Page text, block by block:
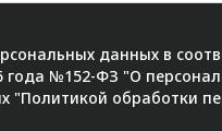
данных в
года №152-ФЗ "О
"Политикой обработки